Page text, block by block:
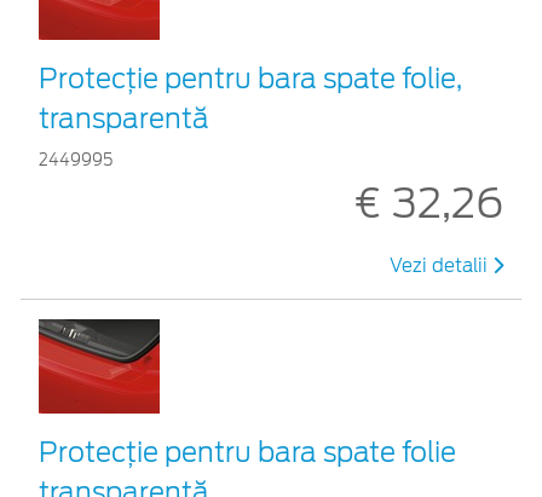
Protecţie pentru bara spate folie,
transparentă
2449995
€ 32,26
Vezi detalii
Protecţie pentru bara spate folie